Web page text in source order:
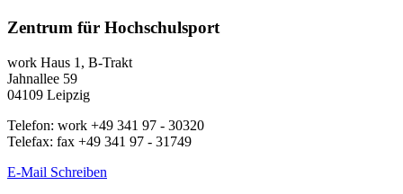
Zentrum für Hochschulsport
work Haus 1, B-Trakt
Jahnallee 59
04109 Leipzig
Telefon: work +49 341 97 - 30320
Telefax: fax +49 341 97 - 31749
E-Mail Schreiben